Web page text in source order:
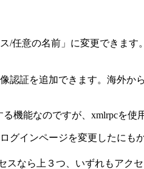
/任意の名前」に変更できます。
認証を追加できます。海外か
機能なのですが、xmlrpcを
インページを変更したに
スなら上３つ、いずれもア